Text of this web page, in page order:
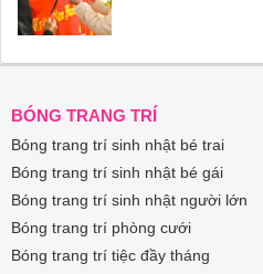
BÓNG TRANG TRÍ
Bóng trang trí sinh nhật bé trai
Bóng trang trí sinh nhật bé gái
Bóng trang trí sinh nhật người lớn
Bóng trang trí phòng cưới
Bóng trang trí tiệc đầy tháng